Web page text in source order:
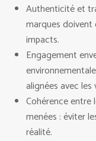
Authenticité et
marques doivent
impacts.
Engagement
alignées avec
Cohérence entre
menées : éviter
réalité.